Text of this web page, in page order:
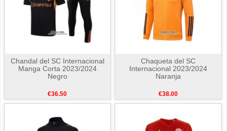
Chandal del SC Internacional
Manga Corta 2023/2024
Negro
€36.50
Chaqueta del SC
Internacional 2023/2024
Naranja
€38.00